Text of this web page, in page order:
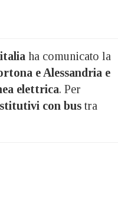
ha comunicato la
e Alessandria e
elettrica. Per
con bus tra